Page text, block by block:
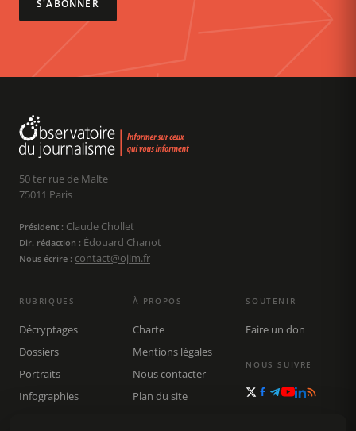
S'ABONNER
50 ter rue de Malte
75011 Paris
Président : Claude Chollet
Dir. rédaction : Édouard Chanot
Nous écrire : contact@ojim.fr
RUBRIQUES
Décryptages
Dossiers
Portraits
Infographies
À PROPOS
Charte
Mentions légales
Nous contacter
Plan du site
SOUTENIR
Faire un don
NOUS SUIVRE